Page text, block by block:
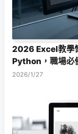
2026 Excel教學
Python，職場必
2026/1/27